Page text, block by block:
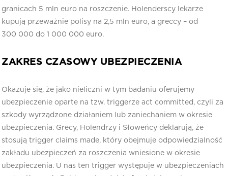
granicach 5 mln euro na roszczenie. Holenderscy lekarze
kupują przeważnie polisy na 2,5 mln euro, a greccy – od
300 000 do 1 000 000 euro.
ZAKRES CZASOWY UBEZPIECZENIA
Okazuje się, że jako nieliczni w tym badaniu oferujemy
ubezpieczenie oparte na tzw. triggerze act committed, czyli za
szkody wyrządzone działaniem lub zaniechaniem w okresie
ubezpieczenia. Grecy, Holendrzy i Słoweńcy deklarują, że
stosują trigger claims made, który obejmuje odpowiedzialność
zakładu ubezpieczeń za roszczenia wniesione w okresie
ubezpieczenia. U nas ten trigger występuje w ubezpieczeniach